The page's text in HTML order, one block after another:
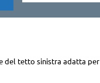
tetto sinistra adatta per